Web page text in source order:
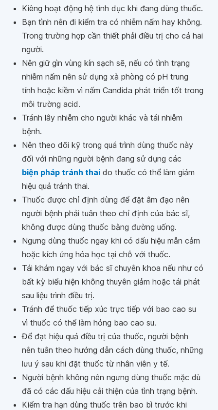
Kiêng hoạt động hệ tình dục khi đang dùng thuốc.
Bạn tình nên đi kiểm tra có nhiễm nấm hay không.
Trong trường hợp cần thiết phải điều trị cho cả hai
người.
Nên giữ gìn vùng kín sạch sẽ, nếu có tình trạng
nhiễm nấm nên sử dụng xà phòng có pH trung
tính hoặc kiềm vì nấm Candida phát triển tốt trong
môi trường acid.
Tránh lây nhiễm cho người khác và tái nhiễm
bệnh.
Nên theo dõi kỹ trong quá trình dùng thuốc này
đối với những người bệnh đang sử dụng các
biện pháp tránh thai do thuốc có thể làm giảm
hiệu quả tránh thai.
Thuốc được chỉ định dùng để đặt âm đạo nên
người bệnh phải tuân theo chỉ định của bác sĩ,
không được dùng thuốc bằng đường uống.
Ngưng dùng thuốc ngay khi có dấu hiệu mẫn cảm
hoặc kích ứng hóa học tại chỗ với thuốc.
Tái khám ngay với bác sĩ chuyên khoa nếu như có
bất kỳ biểu hiện không thuyên giảm hoặc tái phát
sau liệu trình điều trị.
Tránh để thuốc tiếp xúc trực tiếp với bao cao su
vì thuốc có thể làm hỏng bao cao su.
Để đạt hiệu quả điều trị của thuốc, người bệnh
nên tuân theo hướng dẫn cách dùng thuốc, những
lưu ý sau khi đặt thuốc từ nhân viên y tế.
Người bệnh không nên ngưng dùng thuốc mặc dù
đã có các dấu hiệu cải thiện của tình trạng bệnh.
Kiểm tra hạn dùng thuốc trên bao bì trước khi